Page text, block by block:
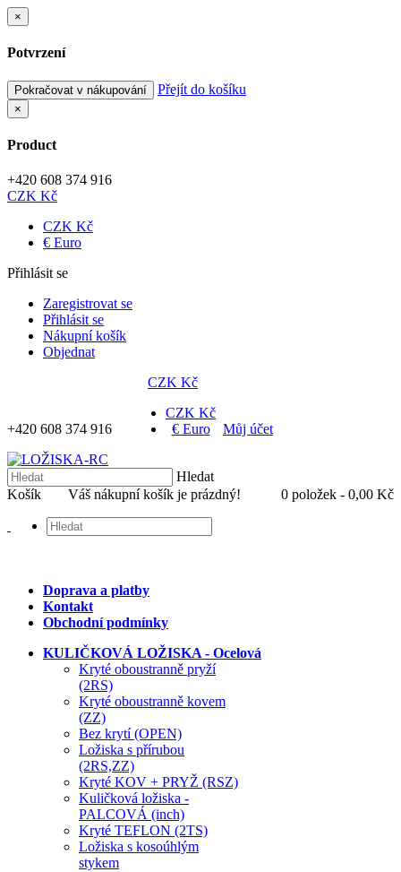
×
Potvrzení
Pokračovat v nákupování Přejít do košíku
×
Product
+420 608 374 916
CZK Kč
CZK Kč
€ Euro
Přihlásit se
Zaregistrovat se
Přihlásit se
Nákupní košík
Objednat
+420 608 374 916
CZK Kč
CZK Kč
€ Euro
Můj účet
Hledat
Košík
0 položek - 0,00 Kč
Váš nákupní košík je prázdný!
Doprava a platby
Kontakt
Obchodní podmínky
KULIČKOVÁ LOŽISKA - Ocelová
Kryté oboustranně pryží
(2RS)
Kryté oboustranně kovem
(ZZ)
Bez krytí (OPEN)
Ložiska s přírubou
(2RS,ZZ)
Kryté KOV + PRYŽ (RSZ)
Kuličková ložiska -
PALCOVÁ (inch)
Kryté TEFLON (2TS)
Ložiska s kosoúhlým
stykem